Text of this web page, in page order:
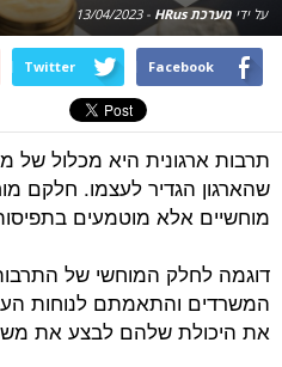
על ידי מערכת HRus -
13/04/2023
Facebook
Twitter
תרבות ארגונית היא מכלול של
שהארגון הגדיר לעצמו. חלקם
מוחשיים אלא מוטמעים
דוגמה לחלק המוחשי של
המשרדים והתאמתם לנוחות
את היכולת שלהם לבצע את